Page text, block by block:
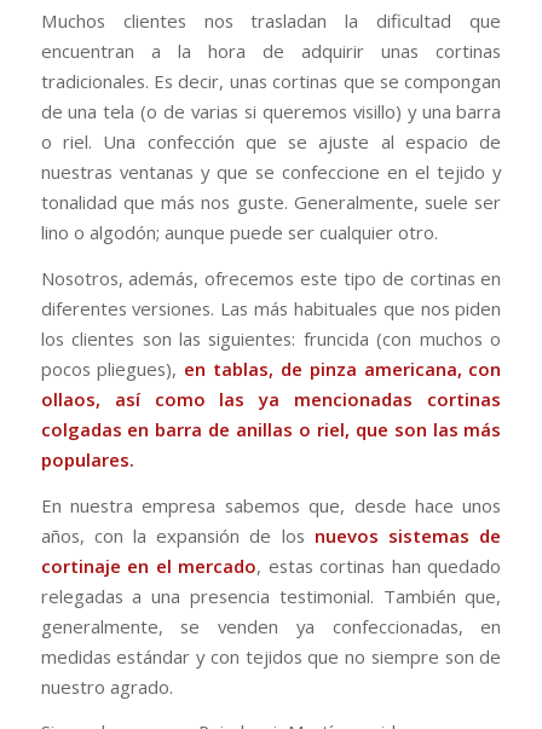
Muchos clientes nos trasladan la dificultad que
encuentran a la hora de adquirir unas cortinas
tradicionales. Es decir, unas cortinas que se compongan
de una tela (o de varias si queremos visillo) y una barra
o riel. Una confección que se ajuste al espacio de
nuestras ventanas y que se confeccione en el tejido y
tonalidad que más nos guste. Generalmente, suele ser
lino o algodón; aunque puede ser cualquier otro.
Nosotros, además, ofrecemos este tipo de cortinas en
diferentes versiones. Las más habituales que nos piden
los clientes son las siguientes: fruncida (con muchos o
pocos pliegues), en tablas, de pinza americana, con
ollaos, así como las ya mencionadas cortinas
colgadas en barra de anillas o riel, que son las más
populares.
En nuestra empresa sabemos que, desde hace unos
años, con la expansión de los nuevos sistemas de
cortinaje en el mercado, estas cortinas han quedado
relegadas a una presencia testimonial. También que,
generalmente, se venden ya confeccionadas, en
medidas estándar y con tejidos que no siempre son de
nuestro agrado.